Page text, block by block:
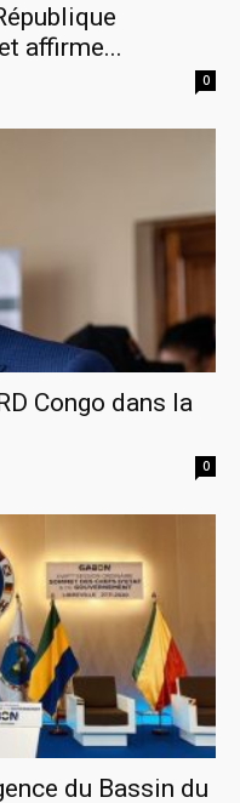
affirme...
0
Congo dans la
0
du Bassin du